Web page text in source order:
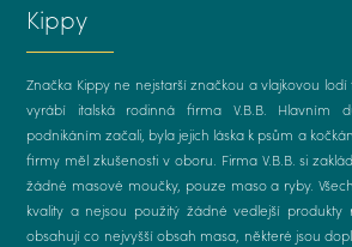
Kippy
Značka Kippy ne nejstarší značkou a vlajkovou lodí
vyrábí italská rodinná firma V.B.B. Hlavním
podnikáním začali, byla jejich láska k psům a
firmy měl zkušenosti v oboru. Firma V.B.B. si
žádné masové moučky, pouze maso a ryby.
kvality a nejsou použitý žádné vedlejší produkty
obsahují co nejvyšší obsah masa, některé jsou